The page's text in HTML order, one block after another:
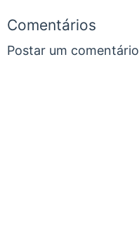
Comentários
Postar um comentário